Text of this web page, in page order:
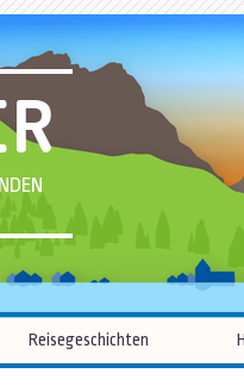
Reisegeschichten